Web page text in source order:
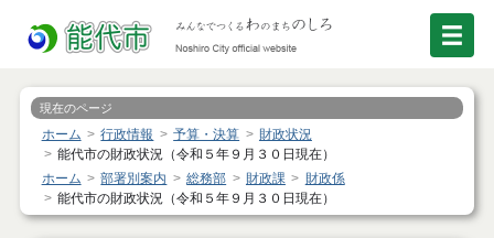
現在のページ
ホーム 行政情報 予算・決算
財政状況
能代市の財政状況（令和５年９月３０日現在）
ホーム
部署別案内 総務部 財政課
財政係
能代市の財政状況（令和５年９月３０日現在）